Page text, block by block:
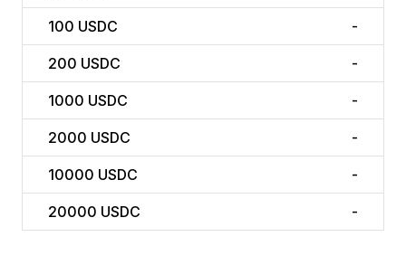
100 USDC -
200 USDC -
1000 USDC -
2000 USDC -
10000 USDC -
20000 USDC -